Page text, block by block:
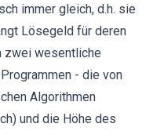
immer gleich, d.h. sie
Lösegeld für deren
zwei wesentliche
- die von
Algorithmen
und die Höhe des